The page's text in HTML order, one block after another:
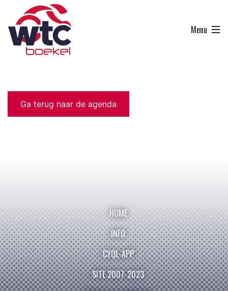
Ga terug naar de agenda
HOME
INFO
CYQL-APP
SITE 2007-2023